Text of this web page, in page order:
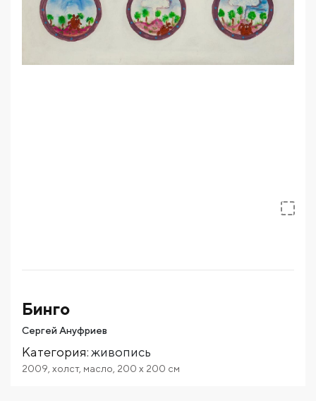
Бинго
Сергей Ануфриев
Категория:живопись
2009 холст, масло 200 x 200 см